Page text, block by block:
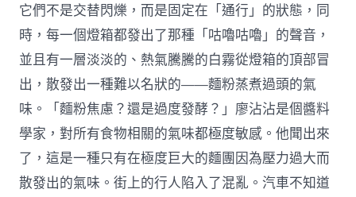
它們不是交替閃爍，而是固定在「通行」的狀態，同
時，每一個燈箱都發出了那種「咕嚕咕嚕」的聲音，
並且有一層淡淡的、熱氣騰騰的白霧從燈箱的頂部冒
出，散發出一種難以名狀的——麵粉蒸煮過頭的氣
味。「麵粉焦慮？還是過度發酵？」廖沾沾是個醬料
學家，對所有食物相關的氣味都極度敏感。他聞出來
了，這是一種只有在極度巨大的麵團因為壓力過大而
散發出的氣味。街上的行人陷入了混亂。汽車不知道